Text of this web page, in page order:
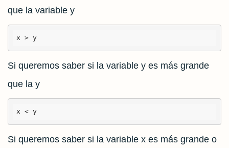
que la variable y
x > y
Si queremos saber si la variable y es más grande
que la y
x < y
Si queremos saber si la variable x es más grande o